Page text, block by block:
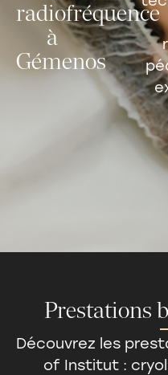
radiofréquence
à
Gémenos
Prestations
Découvrez les
of Institut :